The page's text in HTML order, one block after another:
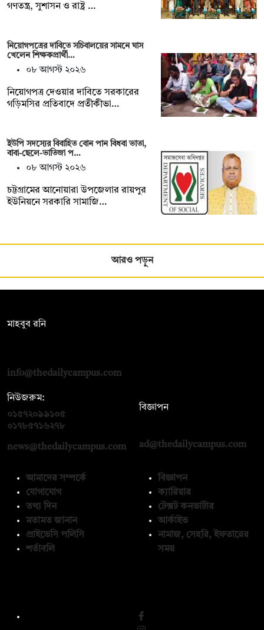
গণতন্ত্র, সুশাসন ও রাষ্ট্র …
নিয়োগপত্রের দাবিতে সচিবালয়ের সামনে ঘাস
খেলেন শিক্ষকপ্রার্থী…
০৮ আগস্ট ২০২৬
নিয়োগপত্র দেওয়ার দাবিতে সরকারের
গড়িমসির প্রতিবাদে প্রতীকীভা…
ইউপি সদস্যের বিবাহিত বোন পান বিধবা ভাতা,
বাবা-ছেলে-ভাতিজা প…
০৮ আগস্ট ২০২৬
চট্টগ্রামের আনোয়ারা উপজেলার রায়পুর
ইউনিয়নে সরকারি সামাজি…
আরও পড়ুন
মাহবুব রনি
info@thedailycampus.com
নিউজরুম:
০১৫৭২০৯৯১০৫
০১৭৮৫৭১৬২৭৮
news@thedailycampus.com
বিজ্ঞাপন
ad@thedailycampus.com
আমাদের সম্পর্কে
যোগাযোগ
তথ্য দিন
মতামত জানান
প্রাইভেসি পলিসি
শর্তাবলি
বিজ্ঞাপন
ক্যারিয়ার
টেক্সট কনভার্টার
আর্কাইভ
নামাজ, সেহরি, ইফতারের
সময়